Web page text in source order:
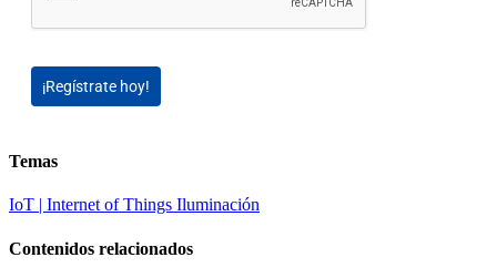
¡Regístrate hoy!
Temas
IoT | Internet of Things Iluminación
Contenidos relacionados